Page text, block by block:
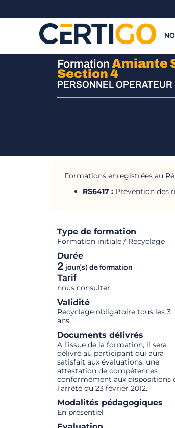
Formation Amiante
Section 4
PERSONNEL
Formations enregistrées au
RS6417 : Prévention des
Type de formation
Formation initiale / Recyclage
Durée
2 jour(s) de formation
Tarif
nous consulter
Validité
Recyclage obligatoire tous les 3
ans
Documents délivrés
A l’issue de la formation, il sera
délivré au participant qui aura
satisfait aux évaluations, une
attestation de compétences
conformément aux dispositions
l’arrêté du 23 février 2012.
Modalités pédagogiques
En présentiel